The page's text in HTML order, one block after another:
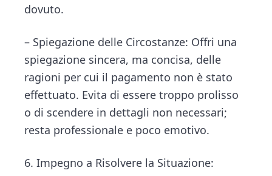
dovuto.
– Spiegazione delle Circostanze: Offri una
spiegazione sincera, ma concisa, delle
ragioni per cui il pagamento non è stato
effettuato. Evita di essere troppo prolisso
o di scendere in dettagli non necessari;
resta professionale e poco emotivo.
6. Impegno a Risolvere la Situazione: